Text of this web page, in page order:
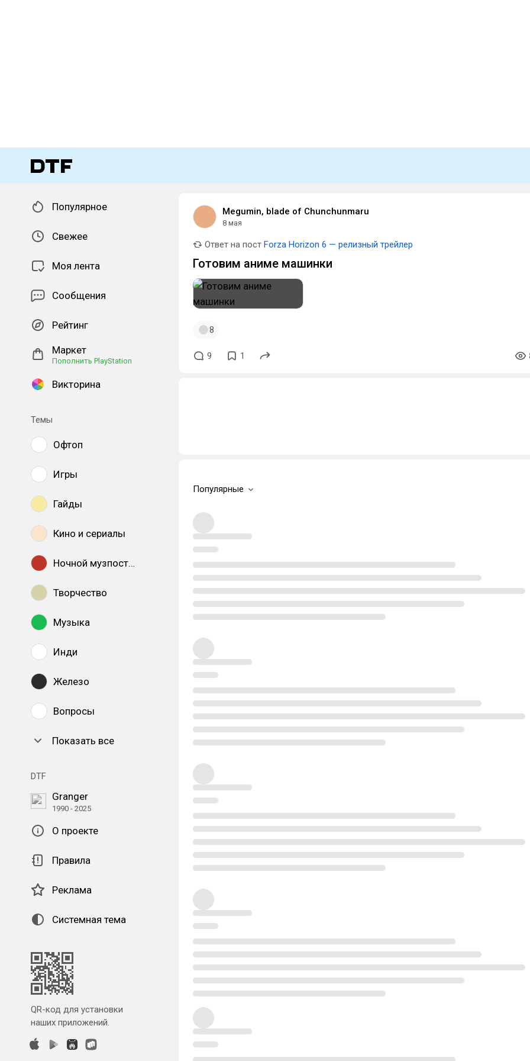
Популярное
Свежее
Моя лента
Сообщения
Рейтинг
Маркет
Пополнить PlayStation
Викторина
Темы
Офтоп
Игры
Гайды
Кино и сериалы
Ночной музпостинг
Творчество
Музыка
Инди
Железо
Вопросы
Показать все
DTF
Granger
1990 - 2025
О проекте
Правила
Реклама
Системная тема
QR-код для установки
наших приложений.
Megumin, blade of Chunchunmaru
8 мая
Ответ на пост Forza Horizon 6 — релизный трейлер
Готовим аниме машинки
8
9 1
Популярные